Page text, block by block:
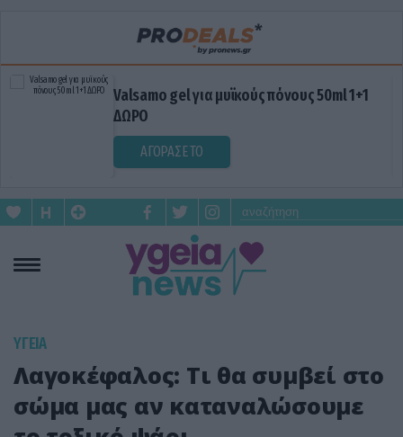
Valsamo gel για μυϊκούς πόνους 50ml 1+1
ΔΩΡΟ
ΑΓΟΡΑΣΕ ΤΟ
ΥΓΕΙΑ
Λαγοκέφαλος: Τι θα συμβεί στο
σώμα μας αν καταναλώσουμε